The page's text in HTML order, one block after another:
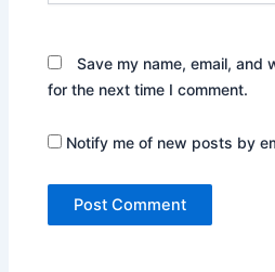
Save my name, email, and
for the next time I comment.
Notify me of new posts by